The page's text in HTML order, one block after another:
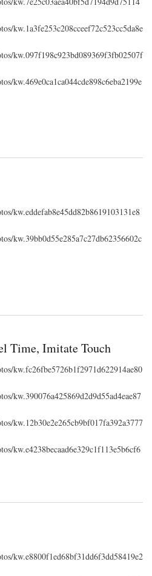
kw.1a3fe253c208cceef72c523cc5da8e
kw.097f198c923bd089369f3fb02507f
kw.469e0ca1ca044cde898c6eba2199e
kw.eddefab8e45dd82b8619103131e8
kw.39bb0d55e285a7c27db62356602c
Time, Imitate Touch
kw.fc26fbe5726b1f2971d622914ae80
kw.390076a425869d2d9d55ad4eae87
kw.12b30e2e265cb9bf017fa392a3777
kw.e4238becaad6e329c1f113e5b6cf6
kw.e8800f1ed68bf31dd6f3dd58419e2